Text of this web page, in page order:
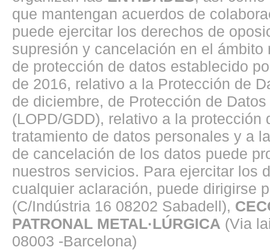
que mantengan acuerdos de
puede ejercitar los derechos de
supresión y cancelación en el
de protección de datos establecido
de 2016, relativo a la Protección de
de diciembre, de Protección de
(LOPD/GDD), relativo a la
tratamiento de datos personales y a
de cancelación de los datos puede
nuestros servicios. Para ejercitar los
cualquier aclaración, puede dirigirse
(C/Indústria 16 08202 Sabadell),
PATRONAL METAL·LÚRGICA (Via
08003 -Barcelona)